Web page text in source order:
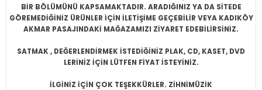
BİR BÖLÜMÜNÜ KAPSAMAKTADIR. ARADIĞINIZ YA DA SİTEDE
GÖREMEDİĞİNİZ ÜRÜNLER İÇİN İLETİŞİME GEÇEBİLİR VEYA KADIKÖY
AKMAR PASAJINDAKİ MAĞAZAMIZI ZİYARET EDEBİLİRSİNİZ.
SATMAK , DEĞERLENDİRMEK İSTEDİĞİNİZ PLAK, CD, KASET, DVD
LERİNİZ İÇİN LÜTFEN FİYAT İSTEYİNİZ.
İLGİNİZ İÇİN ÇOK TEŞEKKÜRLER. ZİHNİMÜZİK